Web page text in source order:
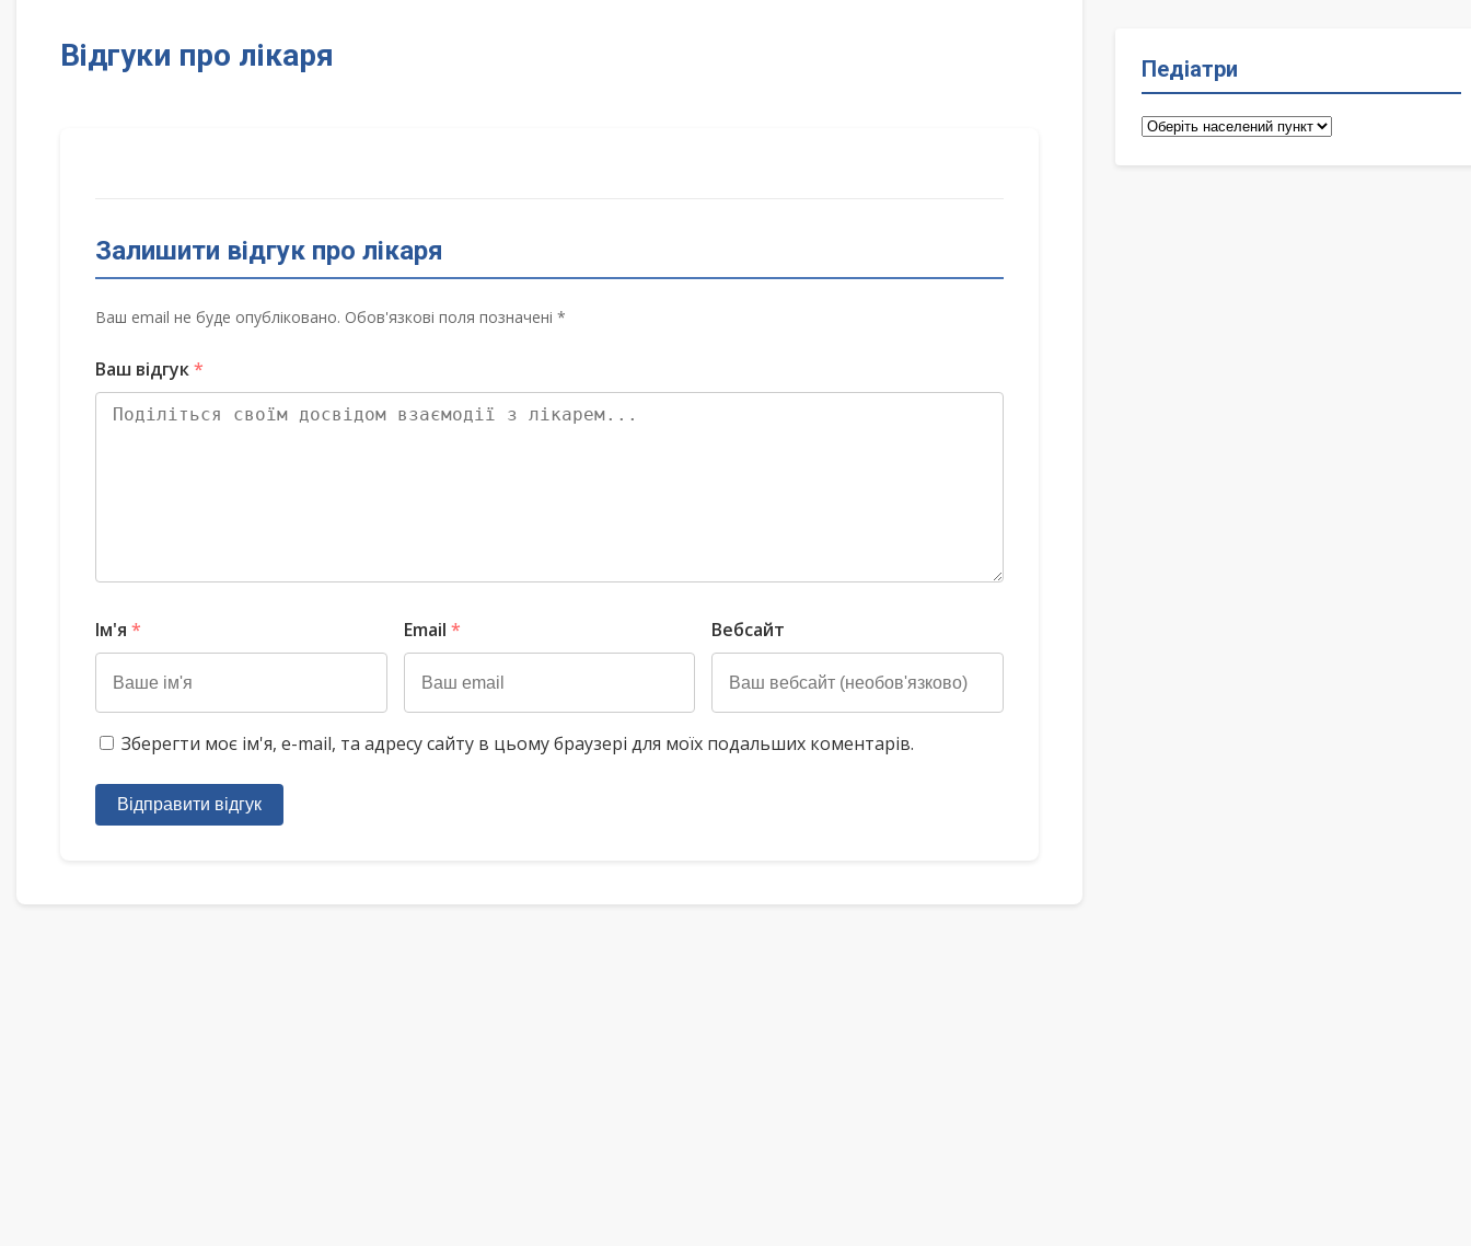
Відгуки про лікаря
Залишити відгук про лікаря
Ваш email не буде опубліковано. Обов'язкові поля позначені *
Ваш відгук*
Ім'я * Email * Вебсайт
Зберегти моє ім'я, e-mail, та адресу сайту в цьому браузері для моїх подальших коментарів.
Відправити відгук
Педіатри
Педіатри